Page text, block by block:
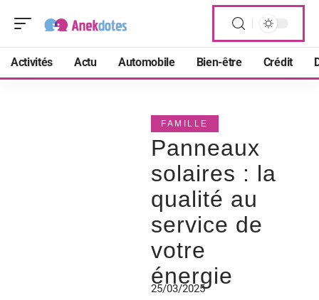
Activités Actu Automobile Bien-être Crédit
FAMILLE
Panneaux
solaires : la
qualité au
service de
votre
énergie
25/03/2025